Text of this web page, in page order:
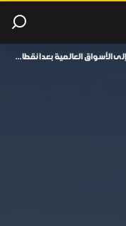
العالمية بعد انقطاع طويل